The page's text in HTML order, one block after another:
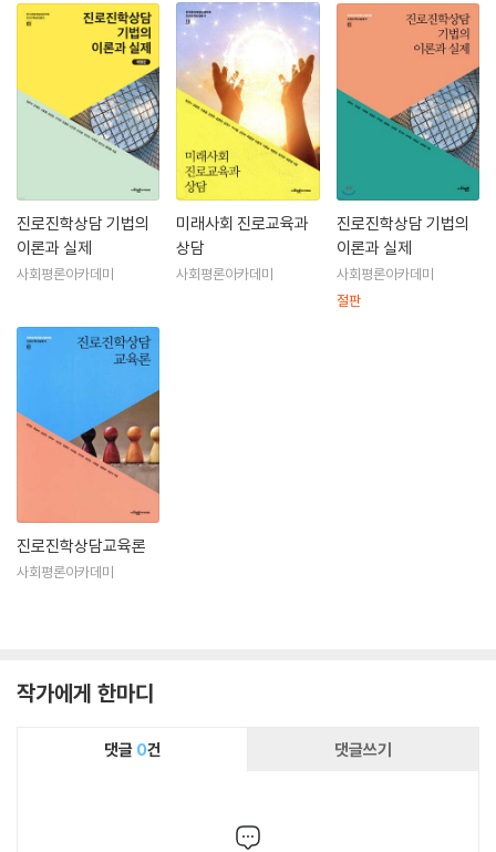
진로진학상담 기법의
이론과 실제
사회평론아카데미
미래사회 진로교육과
상담
사회평론아카데미
진로진학상담 기법의
이론과 실제
사회평론아카데미
절판
진로진학상담교육론
사회평론아카데미
작가에게 한마디
댓글 0건 댓글쓰기